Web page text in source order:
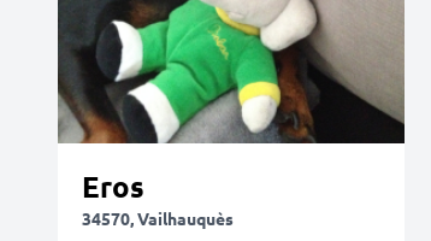
Eros
34570, Vailhauquès